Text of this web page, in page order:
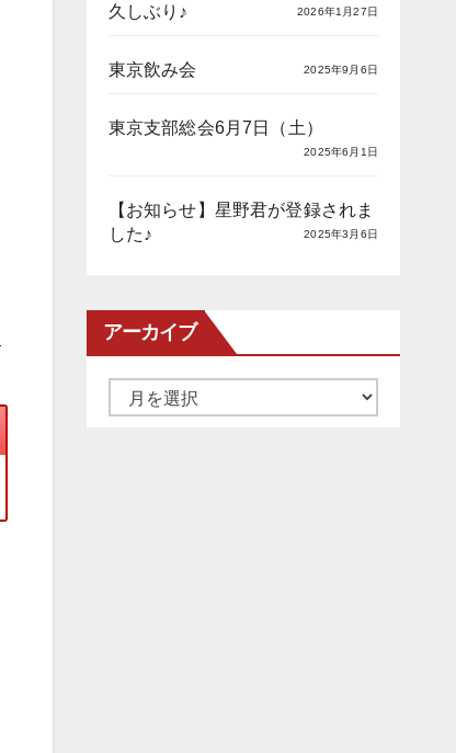
久しぶり♪ 2026年1月27日
東京飲み会 2025年9月6日
東京支部総会6月7日（土）
2025年6月1日
【お知らせ】星野君が登録されま
した♪
2025年3月6日
アーカイブ